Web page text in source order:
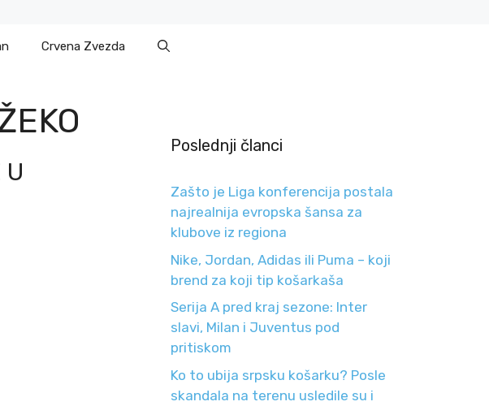
Crvena Zvezda
U
Poslednji članci
Zašto je Liga konferencija postala
najrealnija evropska šansa za
klubove iz regiona
Nike, Jordan, Adidas ili Puma – koji
brend za koji tip košarkaša
Serija A pred kraj sezone: Inter
slavi, Milan i Juventus pod
pritiskom
Ko to ubija srpsku košarku? Posle
skandala na terenu usledile su i